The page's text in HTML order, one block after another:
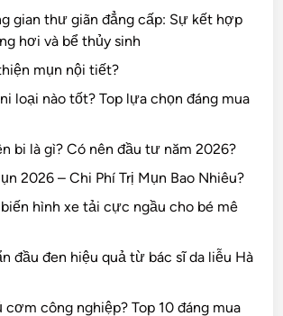
gian thư giãn đẳng cấp: Sự kết hợp
hơi và bể thủy sinh
mụn nội tiết?
loại nào tốt? Top lựa chọn đáng mua
bi là gì? Có nên đầu tư năm 2026?
2026 – Chi Phí Trị Mụn Bao Nhiêu?
hình xe tải cực ngầu cho bé mê
đầu đen hiệu quả từ bác sĩ da liễu Hà
cơm công nghiệp? Top 10 đáng mua